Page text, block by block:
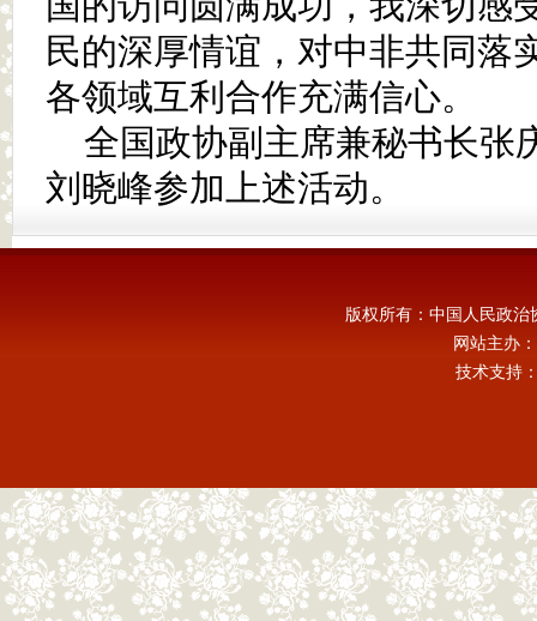
民的深厚情谊，对中非共同落
各领域互利合作充满信心。
全国政协副主席兼秘书长张
刘晓峰参加上述活动。
版权所有：中国人民政
网站主办
技术支持